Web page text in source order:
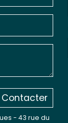
Contacter
- 43 rue du